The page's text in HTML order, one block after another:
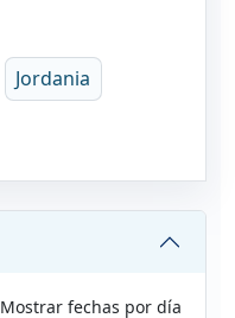
Jordania
Mostrar fechas por día